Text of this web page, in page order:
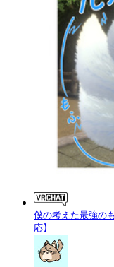
僕の考えた最強の
応】